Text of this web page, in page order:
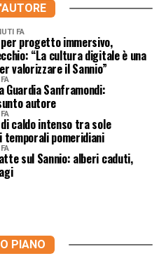
FA
progetto immersivo,
“La cultura digitale è una
valorizzare il Sannio”
Guardia Sanframondi:
autore
di caldo intenso tra sole
pomeridiani
sul Sannio: alberi caduti,
PIANO